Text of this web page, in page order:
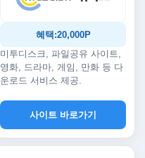
혜택:20,000P
미투디스크, 파일공유 사이트,
영화, 드라마, 게임, 만화 등 다
운로드 서비스 제공.
사이트 바로가기